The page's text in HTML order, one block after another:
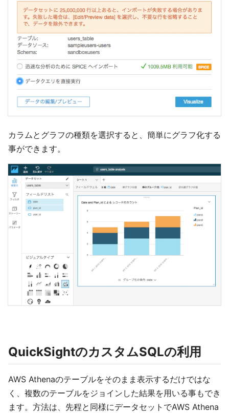
カラムとグラフの種類を選択すると、簡単にグラフ化する
事ができます。
QuickSightのカスタムSQLの利用
AWS Athenaのテーブルをそのまま表示するだけではな
く、複数のテーブルをジョインした結果を用いる事もでき
ます。方法は、先程と同様にデータセットでAWS Athena